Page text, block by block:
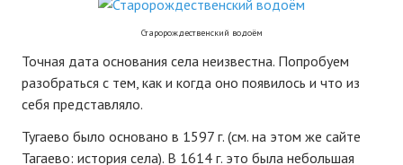
Старорождественский водоём
Точная дата основания села неизвестна. Попробуем
разобраться с тем, как и когда оно появилось и что из
себя представляло.
Тугаево было основано в 1597 г. (см. на этом же сайте
Тагаево: история села). В 1614 г. это была небольшая